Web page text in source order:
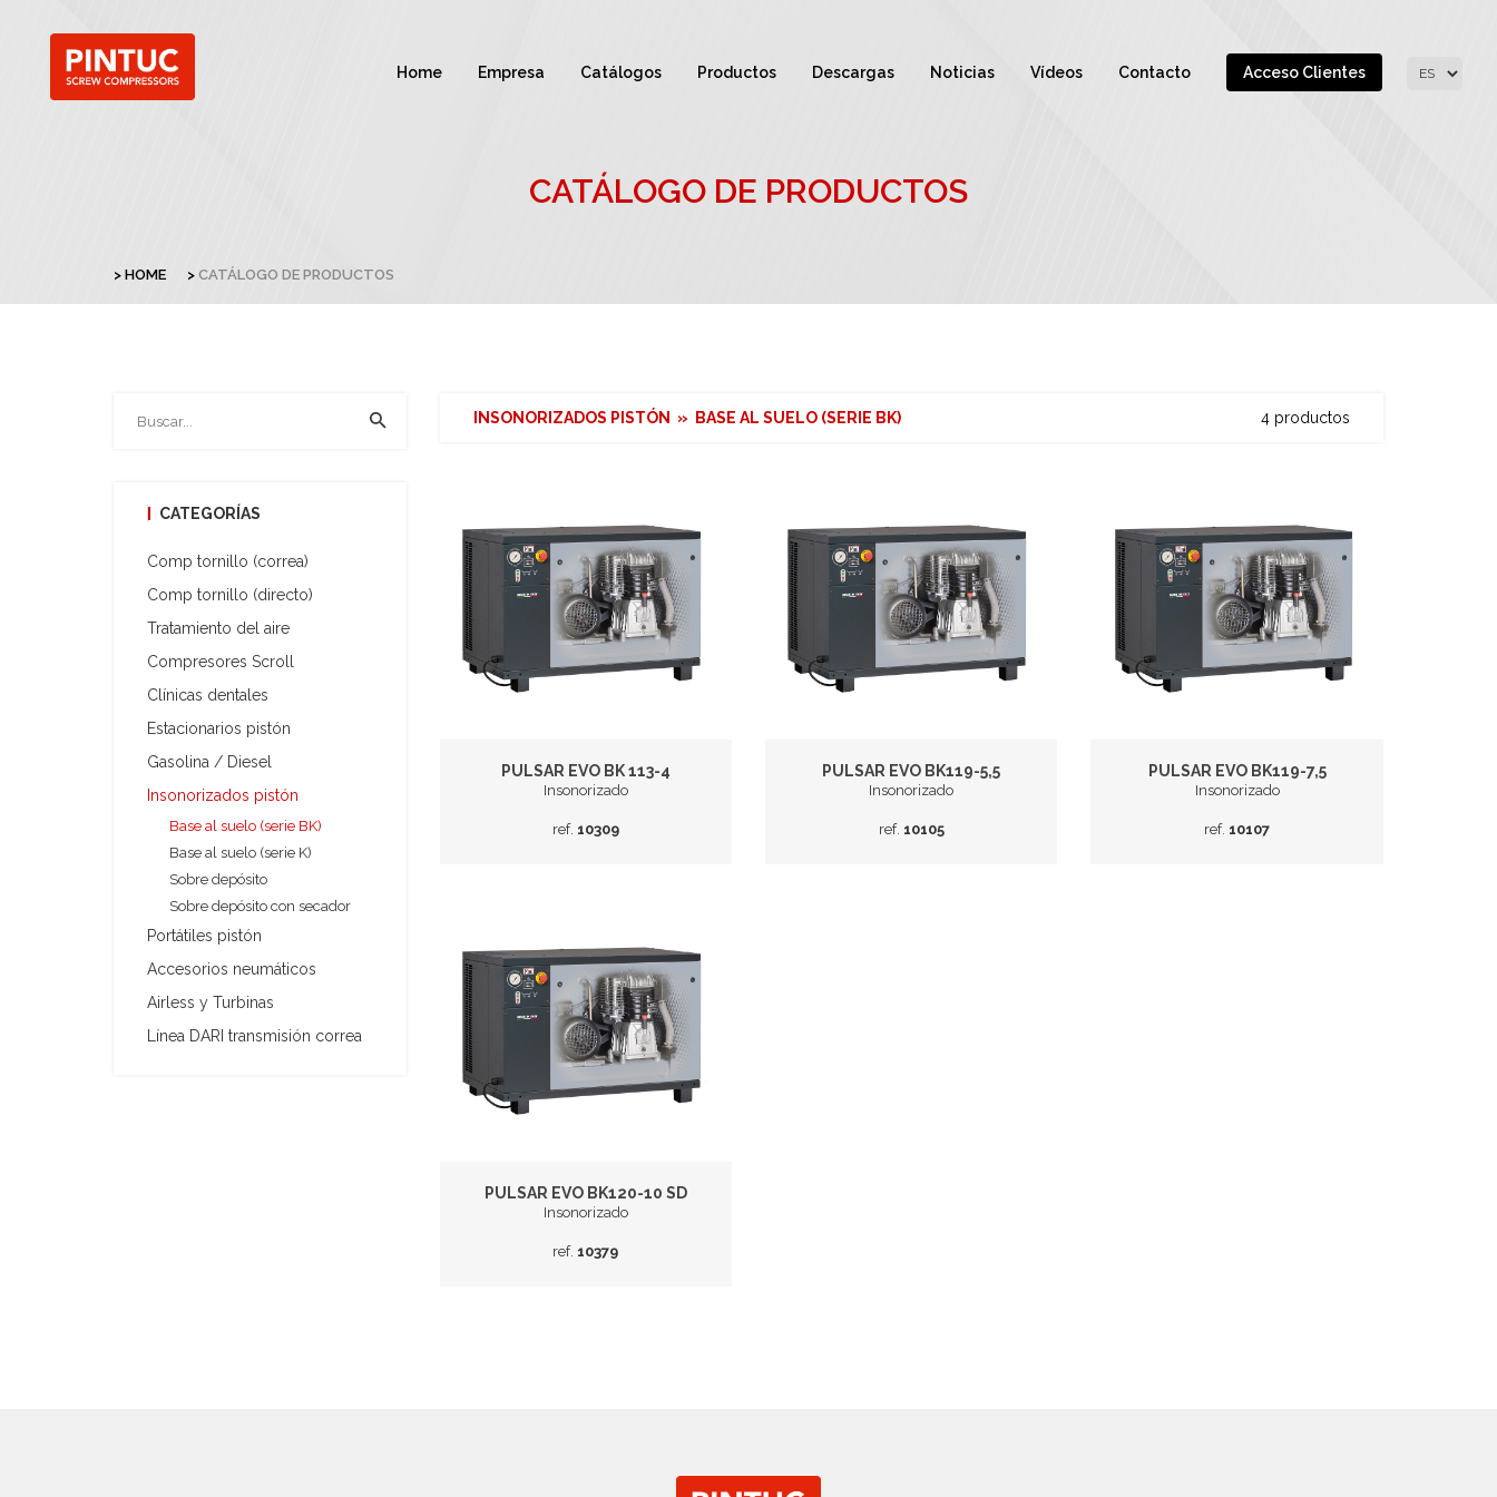
Home Empresa Catálogos Productos Descargas Noticias Vídeos Contacto Acceso Clientes
CATÁLOGO DE PRODUCTOS
HOME CATÁLOGO DE PRODUCTOS
INSONORIZADOS PISTÓN » BASE AL SUELO (SERIE BK) 4 productos
PULSAR EVO BK 113-4
Insonorizado
ref. 10309
PULSAR EVO BK119-5,5
Insonorizado
ref. 10105
PULSAR EVO BK119-7,5
Insonorizado
ref. 10107
PULSAR EVO BK120-10 SD
Insonorizado
ref. 10379
CATEGORÍAS
Comp tornillo (correa)
Comp tornillo (directo)
Tratamiento del aire
Compresores Scroll
Clínicas dentales
Estacionarios pistón
Gasolina / Diesel
Insonorizados pistón
Base al suelo (serie BK)
Base al suelo (serie K)
Sobre depósito
Sobre depósito con secador
Portátiles pistón
Accesorios neumáticos
Airless y Turbinas
Línea DARI transmisión correa